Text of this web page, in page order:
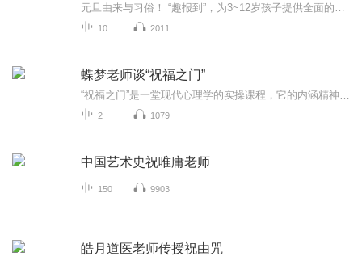
10 2011
蝶梦老师谈“祝福之门”
2 1079
中国艺术史祝唯庸老师
150 9903
皓月道医老师传授祝由咒